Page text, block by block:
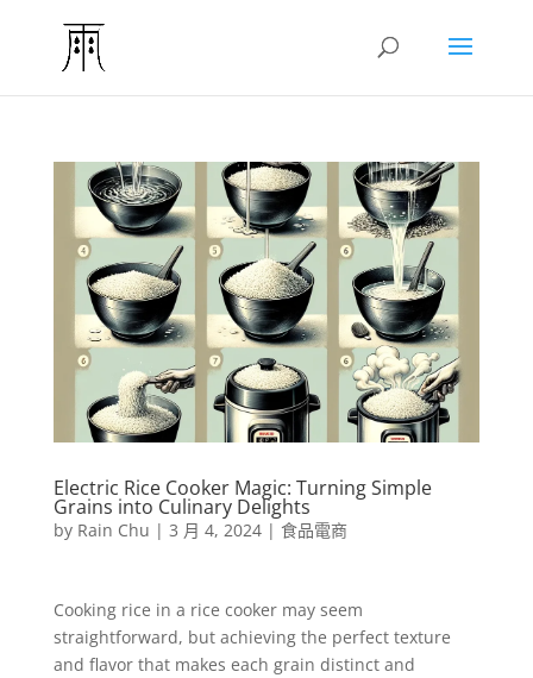
Electric Rice Cooker Magic: Turning Simple
Grains into Culinary Delights
by Rain Chu | 3 月 4, 2024| 食品電商
Cooking rice in a rice cooker may seem
straightforward, but achieving the perfect texture
and flavor that makes each grain distinct and